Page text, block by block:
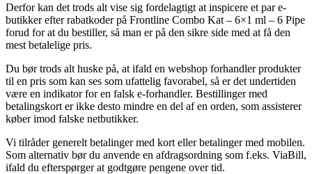
Derfor kan det trods alt vise sig fordelagtigt at inspicere et par e-
butikker efter rabatkoder på Frontline Combo Kat – 6×1 ml – 6 Pipe
forud for at du bestiller, så man er på den sikre side med at få den
mest betalelige pris.
Du bør trods alt huske på, at ifald en webshop forhandler produkter
til en pris som kan ses som ufattelig favorabel, så er det undertiden
være en indikator for en falsk e-forhandler. Bestillinger med
betalingskort er ikke desto mindre en del af en orden, som assisterer
køber imod falske netbutikker.
Vi tilråder generelt betalinger med kort eller betalinger med mobilen.
Som alternativ bør du anvende en afdragsordning som f.eks. ViaBill,
ifald du efterspørger at godtgøre pengene over tid.